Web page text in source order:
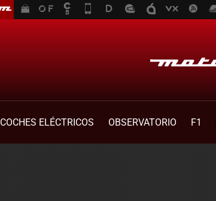
COCHES ELÉCTRICOS OBSERVATORIO F1